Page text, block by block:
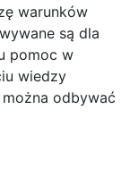
warunków
są dla
pomoc w
wiedzy
odbywać